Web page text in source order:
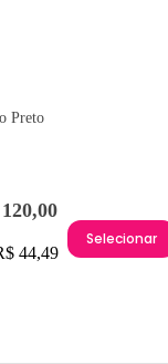
Preto
44,49
Selecionar